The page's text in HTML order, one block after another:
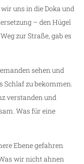
uns in die Doka und
– den Hügel
zur Straße, gab es
sehen und
zu bekommen.
verstanden und
Was für eine
Ebene gefahren
wir nicht ahnen